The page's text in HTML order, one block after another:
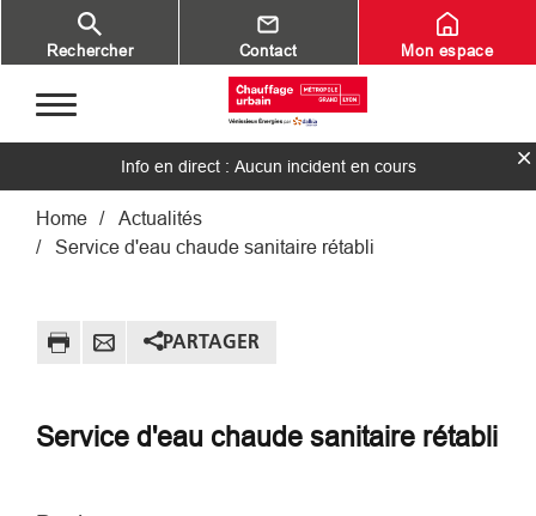
Aller au contenu principal
Rechercher Contact Mon espace
Info en direct : Aucun incident en cours
Fil d'Ariane
Home
Actualités
Service d'eau chaude sanitaire rétabli
PARTAGER
Service d'eau chaude sanitaire rétabli